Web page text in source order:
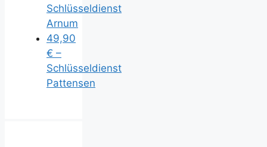
Schlüsseldienst
Arnum
49,90
€ –
Schlüsseldienst
Pattensen